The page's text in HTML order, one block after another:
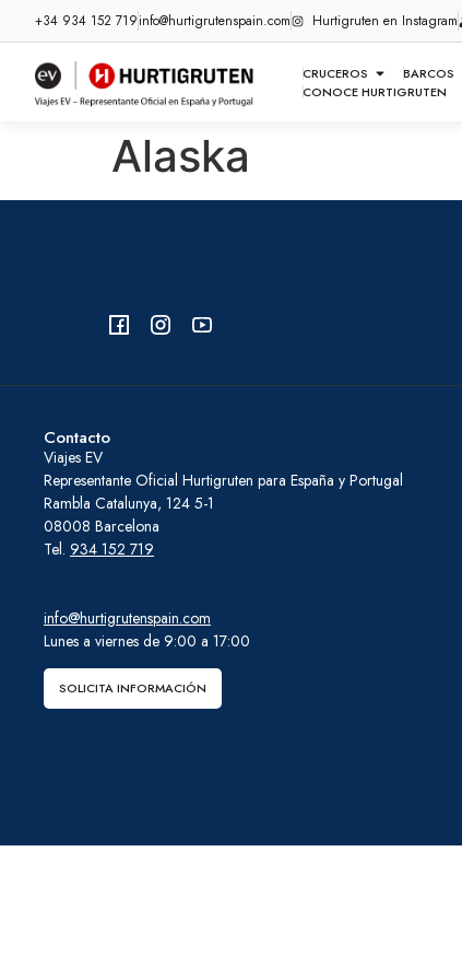
+34 934 152 719info@hurtigrutenspain.com Hurtigruten en Instagram
CRUCEROS BARCOS
CONOCE HURTIGRUTEN
Alaska
Contacto
Viajes EV
Representante Oficial Hurtigruten para España y Portugal
Rambla Catalunya, 124 5-1
08008 Barcelona
Tel. 934 152 719
info@hurtigrutenspain.com
Lunes a viernes de 9:00 a 17:00
SOLICITA INFORMACIÓN